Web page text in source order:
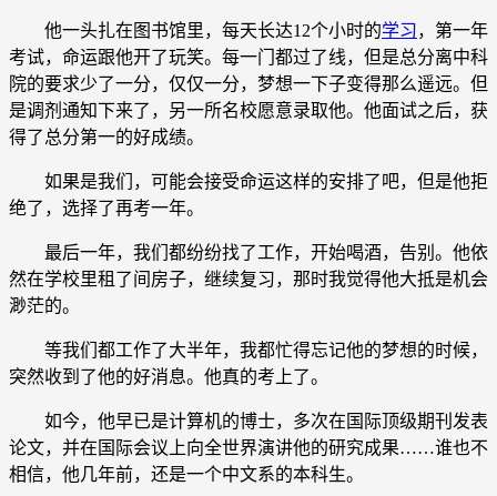
他一头扎在图书馆里，每天长达12个小时的学习，第一年
考试，命运跟他开了玩笑。每一门都过了线，但是总分离中科
院的要求少了一分，仅仅一分，梦想一下子变得那么遥远。但
是调剂通知下来了，另一所名校愿意录取他。他面试之后，获
得了总分第一的好成绩。
如果是我们，可能会接受命运这样的安排了吧，但是他拒
绝了，选择了再考一年。
最后一年，我们都纷纷找了工作，开始喝酒，告别。他依
然在学校里租了间房子，继续复习，那时我觉得他大抵是机会
渺茫的。
等我们都工作了大半年，我都忙得忘记他的梦想的时候，
突然收到了他的好消息。他真的考上了。
如今，他早已是计算机的博士，多次在国际顶级期刊发表
论文，并在国际会议上向全世界演讲他的研究成果……谁也不
相信，他几年前，还是一个中文系的本科生。